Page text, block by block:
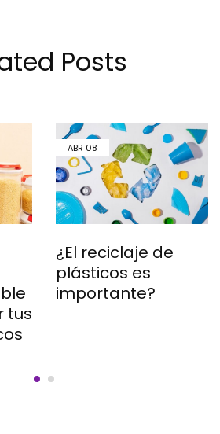
Posts
tus
ABR 08
¿El reciclaje de
plásticos es
importante?